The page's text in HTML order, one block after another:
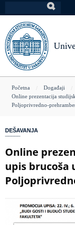
na
glavni
sadržaj
You
are
Početna
Događaji
Online prezentacija
Poljoprivredno-
DEŠAVANJA
Online
upis brucoša